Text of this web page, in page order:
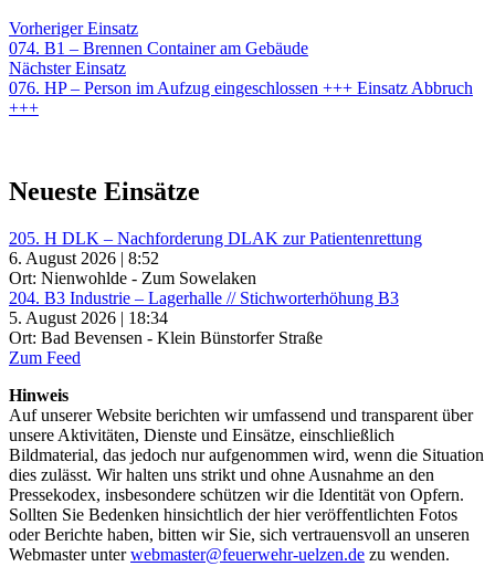
Beitragsnavigation
Vorheriger EinsatzVorheriger
Einsatz:
074. B1 – Brennen Container am Gebäude
Nächster EinsatzNächster
Einsatz:
076. HP – Person im Aufzug eingeschlossen +++ Einsatz Abbruch
+++
Neueste Einsätze
205. H DLK – Nachforderung DLAK zur Patientenrettung
6. August 2026 | 8:52
Ort: Nienwohlde - Zum Sowelaken
204. B3 Industrie – Lagerhalle // Stichworterhöhung B3
5. August 2026 | 18:34
Ort: Bad Bevensen - Klein Bünstorfer Straße
Zum Feed
Hinweis
Auf unserer Website berichten wir umfassend und transparent über
unsere Aktivitäten, Dienste und Einsätze, einschließlich
Bildmaterial, das jedoch nur aufgenommen wird, wenn die Situation
dies zulässt. Wir halten uns strikt und ohne Ausnahme an den
Pressekodex, insbesondere schützen wir die Identität von Opfern.
Sollten Sie Bedenken hinsichtlich der hier veröffentlichten Fotos
oder Berichte haben, bitten wir Sie, sich vertrauensvoll an unseren
Webmaster unterwebmaster@feuerwehr-uelzen.de zu wenden.